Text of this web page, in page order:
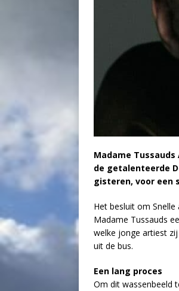
Madame
de getalenteerde
gisteren, voor een
Het besluit om
Madame Tussauds
welke jonge artiest
uit de bus.
Een lang proces
Om dit wassenbeeld